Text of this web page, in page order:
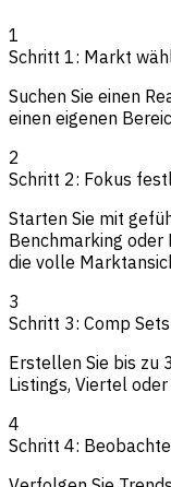
1
Schritt 1: Markt
Suchen Sie einen
einen eigenen
2
Schritt 2: Fokus
Starten Sie mit
Benchmarking
die volle
3
Schritt 3: Comp
Erstellen Sie bis zu
Listings, Viertel
4
Schritt 4: